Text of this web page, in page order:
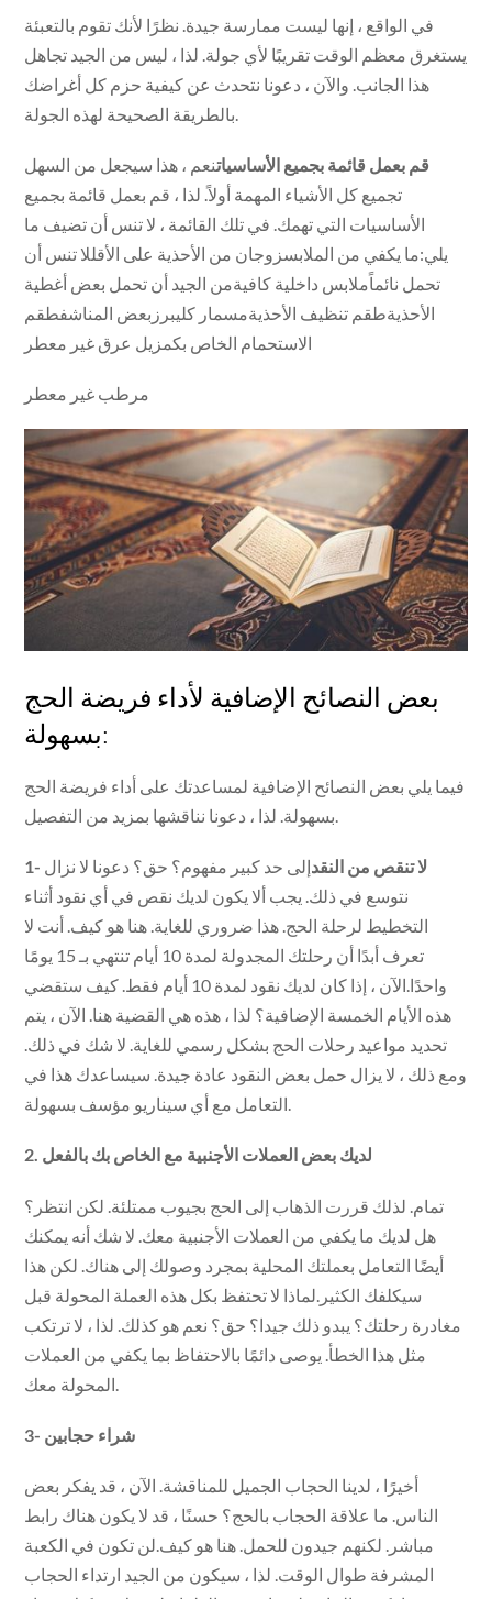
في الواقع ، إنها ليست ممارسة جيدة. نظرًا لأنك تقوم بالتعبئة
يستغرق معظم الوقت تقريبًا لأي جولة. لذا ، ليس من الجيد تجاهل
هذا الجانب. والآن ، دعونا نتحدث عن كيفية حزم كل أغراضك
بالطريقة الصحيحة لهذه الجولة.
قم بعمل قائمة بجميع الأساسياتنعم ، هذا سيجعل من السهل
تجميع كل الأشياء المهمة أولاً. لذا ، قم بعمل قائمة بجميع
الأساسيات التي تهمك. في تلك القائمة ، لا تنس أن تضيف ما
يلي:ما يكفي من الملابسزوجان من الأحذية على الأقللا تنس أن
تحمل نائماًملابس داخلية كافيةمن الجيد أن تحمل بعض أغطية
الأحذيةطقم تنظيف الأحذيةمسمار كليبرزبعض المناشفطقم
الاستحمام الخاص بكمزيل عرق غير معطر
مرطب غير معطر
بعض النصائح الإضافية لأداء فريضة الحج
بسهولة:
فيما يلي بعض النصائح الإضافية لمساعدتك على أداء فريضة الحج
بسهولة. لذا ، دعونا نناقشها بمزيد من التفصيل.
1- لا تنقص من النقدإلى حد كبير مفهوم؟ حق؟ دعونا لا نزال
نتوسع في ذلك. يجب ألا يكون لديك نقص في أي نقود أثناء
التخطيط لرحلة الحج. هذا ضروري للغاية. هنا هو كيف. أنت لا
تعرف أبدًا أن رحلتك المجدولة لمدة 10 أيام تنتهي بـ 15 يومًا
واحدًا.الآن ، إذا كان لديك نقود لمدة 10 أيام فقط. كيف ستقضي
هذه الأيام الخمسة الإضافية؟ لذا ، هذه هي القضية هنا. الآن ، يتم
تحديد مواعيد رحلات الحج بشكل رسمي للغاية. لا شك في ذلك.
ومع ذلك ، لا يزال حمل بعض النقود عادة جيدة. سيساعدك هذا في
التعامل مع أي سيناريو مؤسف بسهولة.
2. لديك بعض العملات الأجنبية مع الخاص بك بالفعل
تمام. لذلك قررت الذهاب إلى الحج بجيوب ممتلئة. لكن انتظر؟
هل لديك ما يكفي من العملات الأجنبية معك. لا شك أنه يمكنك
أيضًا التعامل بعملتك المحلية بمجرد وصولك إلى هناك. لكن هذا
سيكلفك الكثير.لماذا لا تحتفظ بكل هذه العملة المحولة قبل
مغادرة رحلتك؟ يبدو ذلك جيدا؟ حق؟ نعم هو كذلك. لذا ، لا ترتكب
مثل هذا الخطأ. يوصى دائمًا بالاحتفاظ بما يكفي من العملات
3- شراء حجابين
أخيرًا ، لدينا الحجاب الجميل للمناقشة. الآن ، قد يفكر بعض
الناس. ما علاقة الحجاب بالحج؟ حسنًا ، قد لا يكون هناك رابط
مباشر. لكنهم جيدون للحمل. هنا هو كيف.لن تكون في الكعبة
المشرفة طوال الوقت. لذا ، سيكون من الجيد ارتداء الحجاب